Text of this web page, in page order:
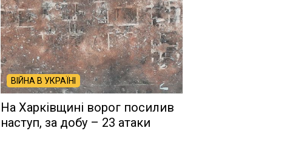
ВІЙНА В УКРАЇНІ
На Харківщині ворог посилив
наступ, за добу – 23 атаки